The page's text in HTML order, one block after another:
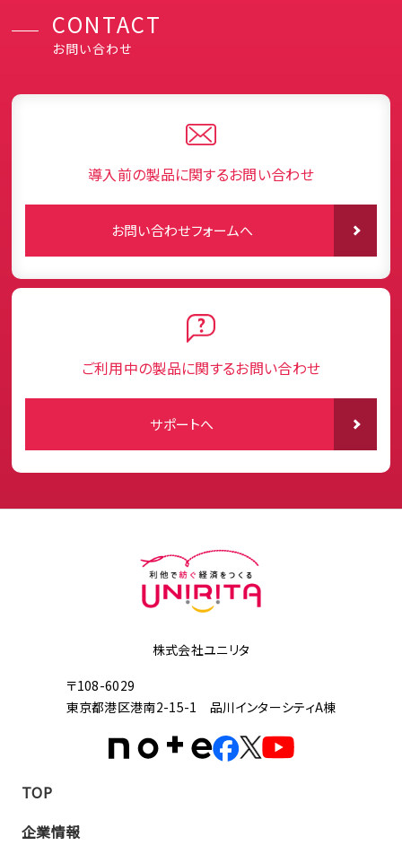
CONTACT
お問い合わせ
導入前の製品に関するお問い合わせ
お問い合わせフォームへ
ご利用中の製品に関するお問い合わせ
サポートへ
株式会社ユニリタ
〒108-6029
東京都港区港南2-15-1 品川インターシティA棟
TOP
企業情報